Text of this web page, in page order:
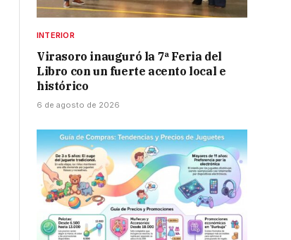
INTERIOR
Virasoro inauguró la 7ª Feria del
Libro con un fuerte acento local e
histórico
6 de agosto de 2026